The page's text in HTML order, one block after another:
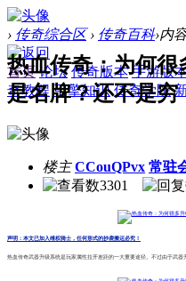
› 传奇综合区 › 传奇百科›内
首页 论坛 传奇版本 手游版
奇教程 引擎知识 传奇学院
热血传奇：为何很
是名牌？还不是穷
楼主 CCouQPvx 常驻
3301
声明：本文已加入维权骑士，任何形式的抄袭搬运必究！
热血传奇武器升级系统是玩家属性拉开差距的一大重要途径。不过由于武器